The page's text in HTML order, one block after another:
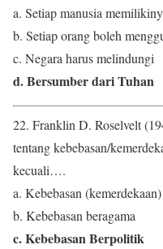
a. Setiap manusia
b. Setiap orang boleh
c. Negara harus melindungi
d. Bersumber dari Tuhan
22. Franklin D. Roselvelt
tentang kebebasan/
kecuali….
a. Kebebasan
b. Kebebasan beragama
c. Kebebasan Berpolitik